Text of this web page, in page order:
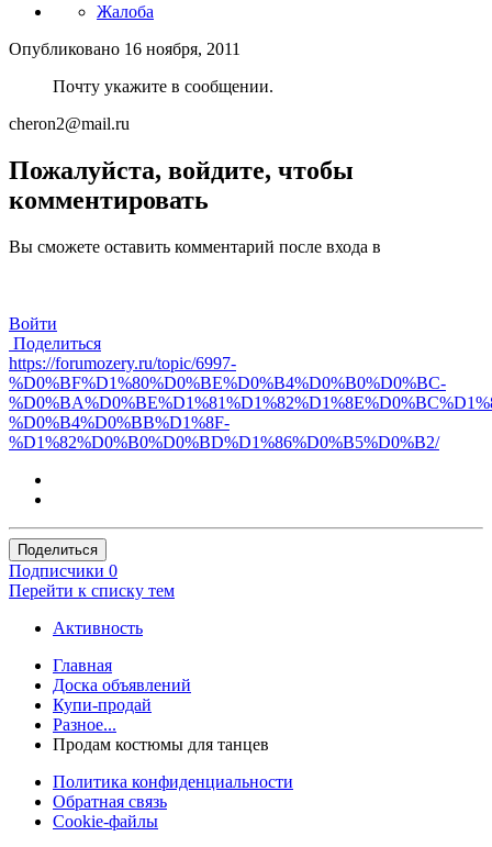
Жалоба
Опубликовано 16 ноября, 2011
Почту укажите в сообщении.
cheron2@mail.ru
Пожалуйста, войдите, чтобы
комментировать
Вы сможете оставить комментарий после входа в
Войти
Поделиться
https://forumozery.ru/topic/6997-
%D0%BF%D1%80%D0%BE%D0%B4%D0%B0%D0%BC-
%D0%B4%D0%BB%D1%8F-
%D1%82%D0%B0%D0%BD%D1%86%D0%B5%D0%B2/
Поделиться
Подписчики 0
Перейти к списку тем
Активность
Главная
Доска объявлений
Купи-продай
Разное...
Продам костюмы для танцев
Политика конфиденциальности
Обратная связь
Cookie-файлы